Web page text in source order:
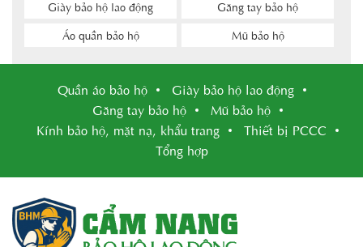
Giày bảo hộ lao động
Găng tay bảo hộ
Áo quần bảo hộ
Mũ bảo hộ
Quần áo bảo hộ
Giày bảo hộ lao động
Găng tay bảo hộ
Mũ bảo hộ
Kính bảo hộ, mặt nạ, khẩu trang
Thiết bị PCCC
Tổng hợp